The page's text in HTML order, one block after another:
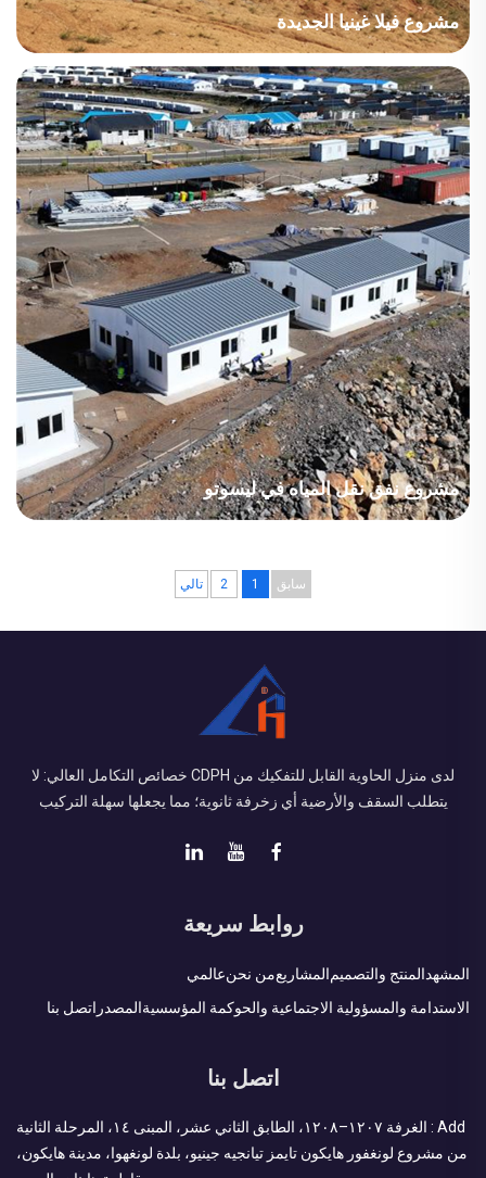
مشروع فيلا غينيا الجديدة
الدولة: غينيا الجديدة، قطاع المشروع: الصناعة التصنيعية، مساحة البناء:
4006 متر مربع، فترة البناء: 2017، النقاط الرئيسية في الاعتبار: تم
اختيار نوع المنزل وفقًا للظروف المناخية المحلية...
مشروع نفق نقل المياه في ليسوتو
سابق 1
2 تالي
لدى منزل الحاوية القابل للتفكيك من CDPH خصائص التكامل العالي: لا
يتطلب السقف والأرضية أي زخرفة ثانوية؛ مما يجعلها سهلة التركيب
روابط سريعة
المشهدالمنتج والتصميمالمشاريعمن نحنعالمي
الاستدامة والمسؤولية الاجتماعية والحوكمة المؤسسيةالمصدر اتصل بنا
اتصل بنا
Add : الغرفة ١٢٠٧–١٢٠٨، الطابق الثاني عشر، المبنى ١٤، المرحلة الثانية
من مشروع لونغفور هايكون تايمز تيانجيه جينيو، بلدة لونغهوا، مدينة هايكون،